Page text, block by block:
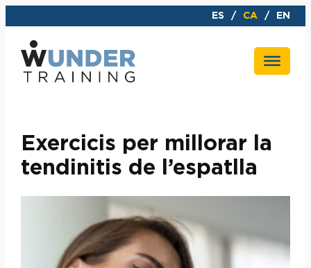
al
contingut
ES CA EN
Exercicis per millorar la
tendinitis de l’espatlla